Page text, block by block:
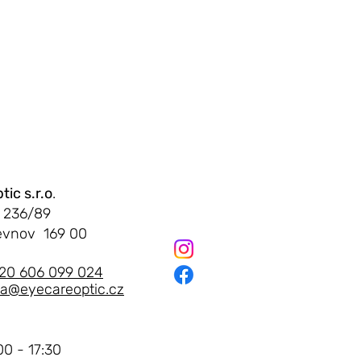
jsou oči unavené:
s.r.o.
236/89
169 00
606 099 024
- 17:30